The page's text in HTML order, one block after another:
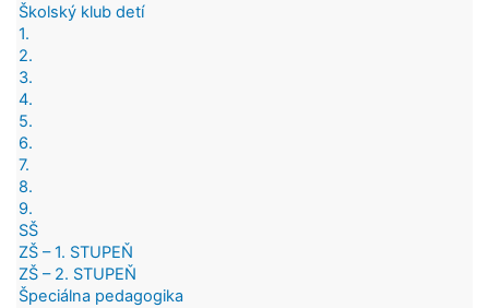
Školský klub detí
1.
2.
3.
4.
5.
6.
7.
8.
9.
SŠ
ZŠ – 1. STUPEŇ
ZŠ – 2. STUPEŇ
Špeciálna pedagogika